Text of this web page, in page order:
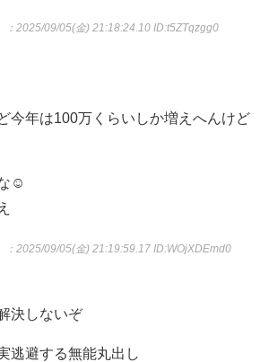
：2025/09/05(金) 21:18:24.10 ID:t5ZTqzgg0
今年は100万くらいしか増えへんけど
☺
：2025/09/05(金) 21:19:59.17 ID:WOjXDEmd0
決しないぞ
逃避する無能丸出し